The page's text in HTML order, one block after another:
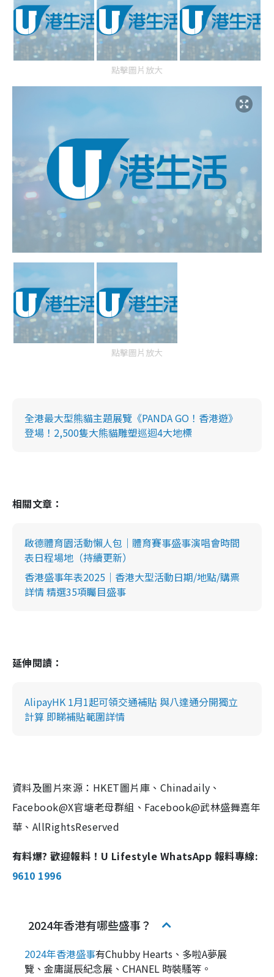
點擊圖片放大
點擊圖片放大
全港最大型熊貓主題展覽《PANDA GO！香港遊》
登場！2,500隻大熊貓雕塑巡迴4大地標
相關文章：
啟德體育園活動懶人包｜體育賽事盛事演唱會時間
表日程場地（持續更新）
香港盛事年表2025｜香港大型活動日期/地點/購票
詳情 精選35項矚目盛事
延伸閱讀：
AlipayHK 1月1起可領交通補貼 與八達通分開獨立
計算 即睇補貼範圍詳情
資料及圖片來源：HKET圖片庫、Chinadaily、
Facebook@X官塘老母群組、Facebook@武林盛舞嘉年
華、AllRightsReserved
有料爆? 歡迎報料！U Lifestyle WhatsApp 報料專線:
9610 1996
2024年香港有哪些盛事？
2024年香港盛事有Chubby Hearts、多啦A夢展
覽、金庸誕辰紀念展、CHANEL 時裝騷等。